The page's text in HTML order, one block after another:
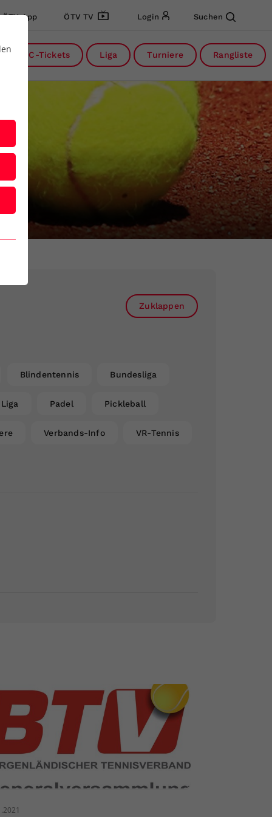
ÖTV App ÖTV TV Login Suchen
DC-Tickets Liga Turniere Rangliste
Zuklappen
Blindentennis Bundesliga
Liga Padel Pickleball
Verbands-Info VR-Tennis